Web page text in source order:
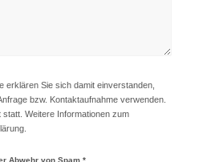
erklären Sie sich damit einverstanden,
bzw. Kontaktaufnahme verwenden.
Weitere Informationen zum
Abwehr von Spam*